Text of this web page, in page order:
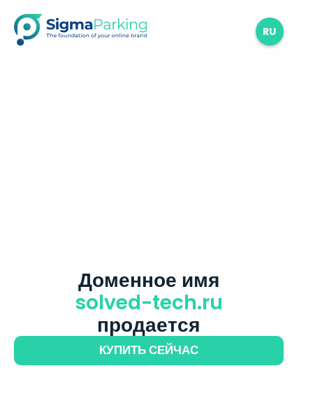
RU
Доменное имя
solved-tech.ru
продается
КУПИТЬ СЕЙЧАС